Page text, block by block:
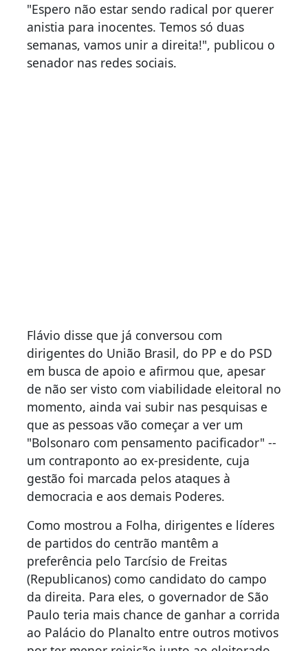
"Espero não estar sendo radical por querer
anistia para inocentes. Temos só duas
semanas, vamos unir a direita!", publicou o
senador nas redes sociais.
Flávio disse que já conversou com
dirigentes do União Brasil, do PP e do PSD
em busca de apoio e afirmou que, apesar
de não ser visto com viabilidade eleitoral no
momento, ainda vai subir nas pesquisas e
que as pessoas vão começar a ver um
"Bolsonaro com pensamento pacificador" --
um contraponto ao ex-presidente, cuja
gestão foi marcada pelos ataques à
democracia e aos demais Poderes.
Como mostrou a Folha, dirigentes e líderes
de partidos do centrão mantêm a
preferência pelo Tarcísio de Freitas
(Republicanos) como candidato do campo
da direita. Para eles, o governador de São
Paulo teria mais chance de ganhar a corrida
ao Palácio do Planalto entre outros motivos